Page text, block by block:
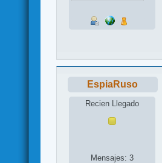
EspiaRuso
Recien Llegado
Mensajes: 3